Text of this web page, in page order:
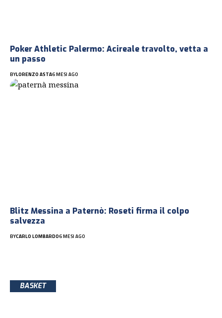
Poker Athletic Palermo: Acireale travolto, vetta a
un passo
BYLORENZO ASTA6 MESI AGO
Blitz Messina a Paternò: Roseti firma il colpo
salvezza
BYCARLO LOMBARDO6 MESI AGO
BASKET